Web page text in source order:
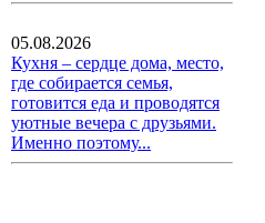
05.08.2026
Кухня – сердце дома, место,
где собирается семья,
готовится еда и проводятся
уютные вечера с друзьями.
Именно поэтому...